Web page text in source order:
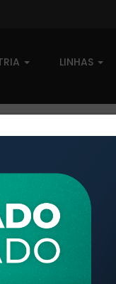
LINHAS
- PESO